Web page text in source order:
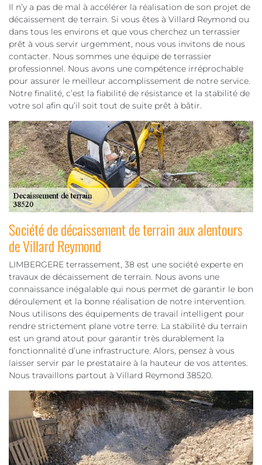
Il n’y a pas de mal à accélérer la réalisation de son projet de
décaissement de terrain. Si vous êtes à Villard Reymond ou
dans tous les environs et que vous cherchez un terrassier
prêt à vous servir urgemment, nous vous invitons de nous
contacter. Nous sommes une équipe de terrassier
professionnel. Nous avons une compétence irréprochable
pour assurer le meilleur accomplissement de notre service.
Notre finalité, c’est la fiabilité de résistance et la stabilité de
votre sol afin qu’il soit tout de suite prêt à bâtir.
Société de décaissement de terrain aux alentours
de Villard Reymond
LIMBERGERE terrassement, 38 est une société experte en
travaux de décaissement de terrain. Nous avons une
connaissance inégalable qui nous permet de garantir le bon
déroulement et la bonne réalisation de notre intervention.
Nous utilisons des équipements de travail intelligent pour
rendre strictement plane votre terre. La stabilité du terrain
est un grand atout pour garantir très durablement la
fonctionnalité d’une infrastructure. Alors, pensez à vous
laisser servir par le prestataire à la hauteur de vos attentes.
Nous travaillons partout à Villard Reymond 38520.